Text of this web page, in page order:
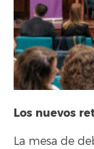
Los nuevos
La mesa de